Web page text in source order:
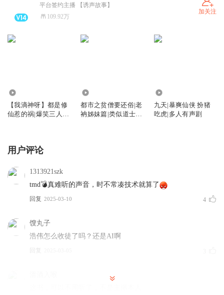
平台签约主播 【诱声故事】
109.92万
加关注
【我滴神呀】都是修
仙惹的祸|爆笑三人
都市之贫僧要还俗|老
衲姊妹篇|类似道士还
九天|暴爽仙侠 扮猪
吃虎|多人有声剧
用户评论
1313921szk
tmd💣真难听的声音，时不常凑技术就算了
回复 2025-03-10 4
馊丸子
浩伟怎么收徒了吗？还是AI啊
回复